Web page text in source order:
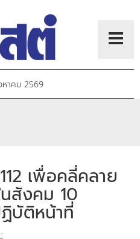
าคม 2569
เพื่อคลี่คลาย
สังคม 10
บัติหน้าที่